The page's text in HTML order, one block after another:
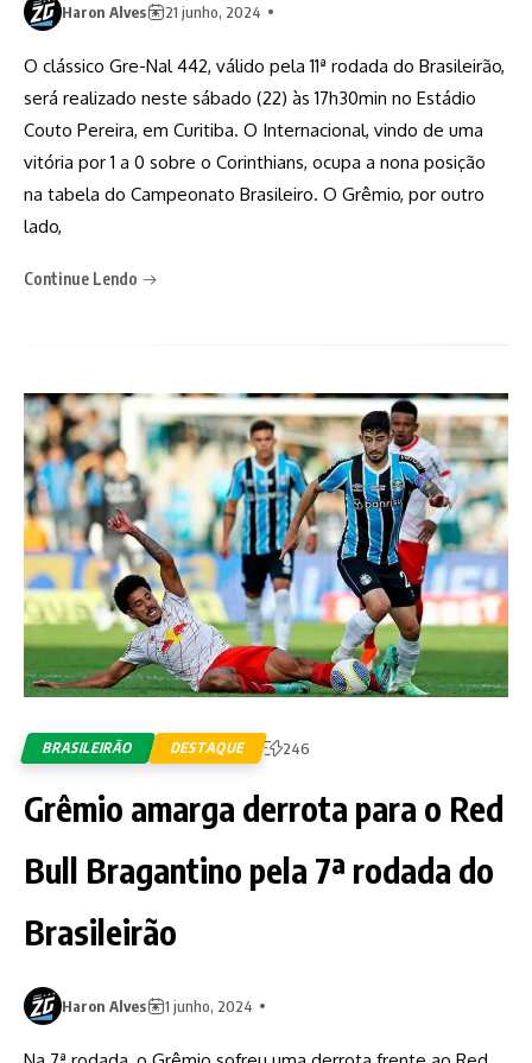
Haron Alves 21 junho, 2024
O clássico Gre-Nal 442, válido pela 11ª rodada do Brasileirão,
será realizado neste sábado (22) às 17h30min no Estádio
Couto Pereira, em Curitiba. O Internacional, vindo de uma
vitória por 1 a 0 sobre o Corinthians, ocupa a nona posição
na tabela do Campeonato Brasileiro. O Grêmio, por outro
lado,
Continue Lendo
BRASILEIRÃO DESTAQUE 246
Grêmio amarga derrota para o Red
Bull Bragantino pela 7ª rodada do
Brasileirão
Haron Alves 1 junho, 2024